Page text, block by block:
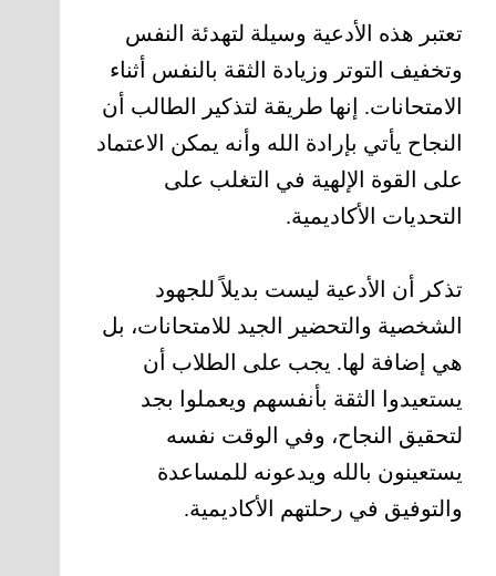
تعتبر هذه الأدعية وسيلة لتهدئة النفس
وتخفيف التوتر وزيادة الثقة بالنفس أثناء
الامتحانات. إنها طريقة لتذكير الطالب أن
النجاح يأتي بإرادة الله وأنه يمكن الاعتماد
على القوة الإلهية في التغلب على
التحديات الأكاديمية.
تذكر أن الأدعية ليست بديلاً للجهود
الشخصية والتحضير الجيد للامتحانات، بل
هي إضافة لها. يجب على الطلاب أن
يستعيدوا الثقة بأنفسهم ويعملوا بجد
لتحقيق النجاح، وفي الوقت نفسه
يستعينون بالله ويدعونه للمساعدة
والتوفيق في رحلتهم الأكاديمية.